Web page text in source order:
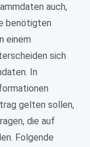
auch,
benötigten
einem
sich
In
gelten sollen,
die auf
Folgende